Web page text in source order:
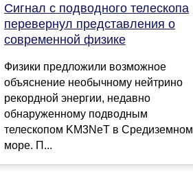
Сигнал с подводного телескопа
перевернул представления о
современной физике
Физики предложили возможное
объяснение необычному нейтрино
рекордной энергии, недавно
обнаруженному подводным
телескопом KM3NeT в Средиземном
море. П...